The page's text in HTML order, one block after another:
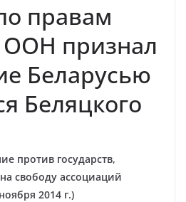
правам
ООН признал
Беларусью
Беляцкого
против государств,
свободу ассоциаций
2014 г.)